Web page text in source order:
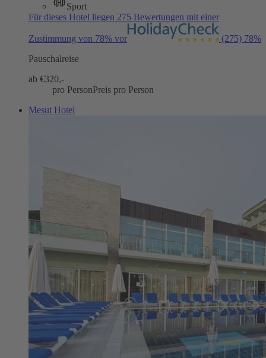
Sport
Für dieses Hotel liegen 275 Bewertungen mit einer
Zustimmung von 78% vor (275) 78%
Pauschalreise
ab €320,-
pro PersonPreis pro Person
Mesut Hotel